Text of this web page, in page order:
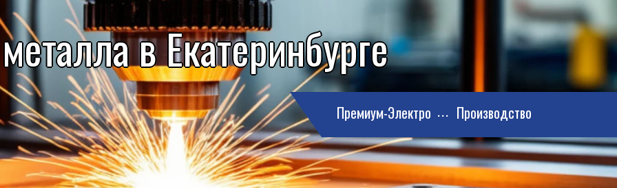
в Екатеринбурге
Премиум-Электро Производство